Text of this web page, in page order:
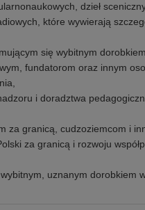
dzieł
które wywierają
się wybitnym
fundatorom oraz innym
i doradztwa
za granicą, cudzoziemcom i
za granicą i rozwoju
uznanym dorobkiem